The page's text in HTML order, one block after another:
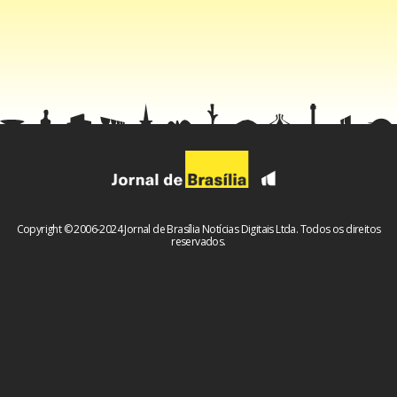
Copyright © 2006-2024 Jornal de Brasília Notícias Digitais Ltda. Todos os direitos
reservados.